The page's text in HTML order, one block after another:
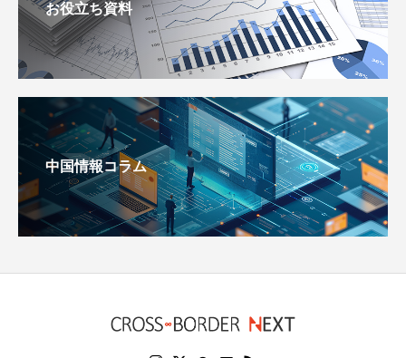
お役立ち資料
中国情報コラム